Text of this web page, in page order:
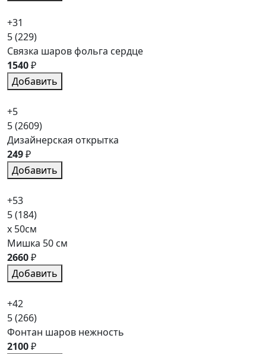
+31
5(229)
Связка шаров фольга сердце
1540₽
Добавить
+5
5(2609)
Дизайнерская открытка
249₽
Добавить
+53
5(184)
x 50см
Мишка 50 см
2660₽
Добавить
+42
5(266)
Фонтан шаров нежность
2100₽